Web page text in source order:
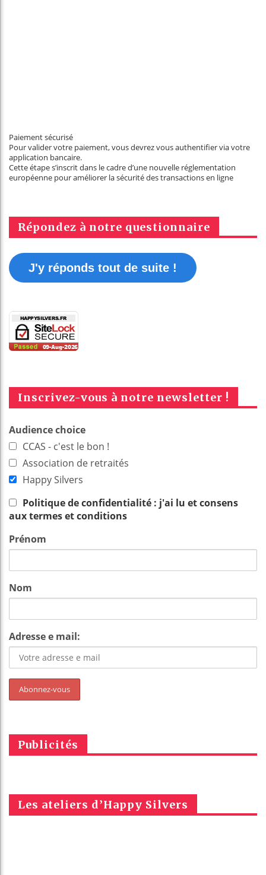
Paiement sécurisé
Pour valider votre paiement, vous devrez vous authentifier via votre
application bancaire.
Cette étape s’inscrit dans le cadre d’une nouvelle réglementation
européenne pour améliorer la sécurité des transactions en ligne
Répondez à notre questionnaire
J'y réponds tout de suite !
Inscrivez-vous à notre newsletter !
Audience choice
CCAS - c'est le bon !
Association de retraités
Happy Silvers
Politique de confidentialité : j'ai lu et consens
aux termes et conditions
Prénom
Nom
Adresse e mail:
Publicités
Les ateliers d’Happy Silvers